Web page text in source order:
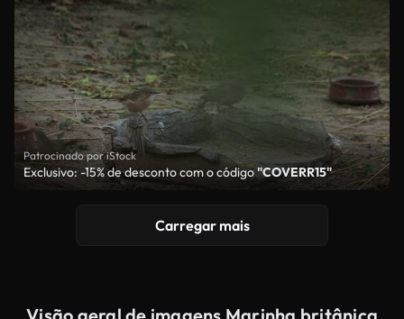
Patrocinado por iStock
Exclusivo: -15% de desconto com o código"COVERR15"
Carregar mais